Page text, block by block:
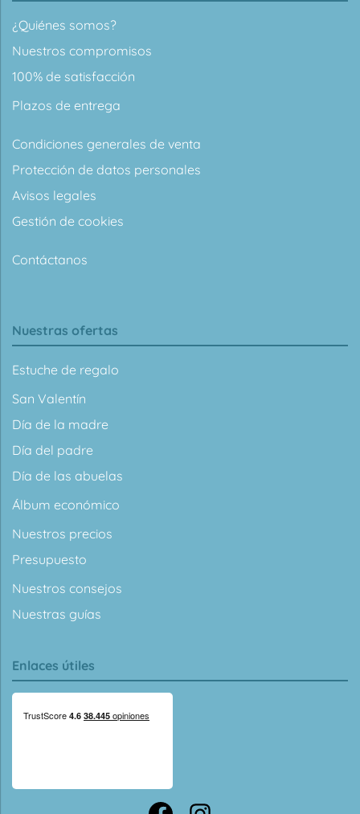
¿Quiénes somos?
Nuestros compromisos
100% de satisfacción
Plazos de entrega
Condiciones generales de venta
Protección de datos personales
Avisos legales
Gestión de cookies
Contáctanos
Nuestras ofertas
Estuche de regalo
San Valentín
Día de la madre
Día del padre
Día de las abuelas
Álbum económico
Nuestros precios
Presupuesto
Nuestros consejos
Nuestras guías
Enlaces útiles